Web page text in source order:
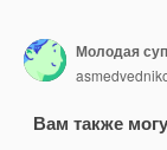
Вам также